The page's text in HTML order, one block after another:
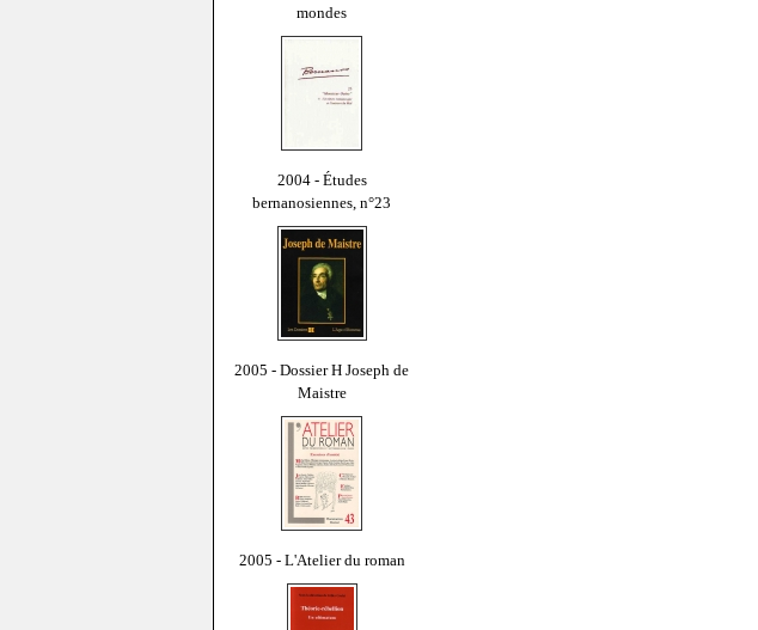
mondes
2004 - Études
bernanosiennes, n°23
2005 - Dossier H Joseph de
Maistre
2005 - L'Atelier du roman